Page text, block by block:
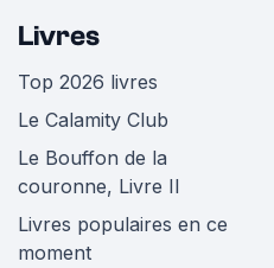
Livres
Top 2026 livres
Le Calamity Club
Le Bouffon de la
couronne, Livre II
Livres populaires en ce
moment